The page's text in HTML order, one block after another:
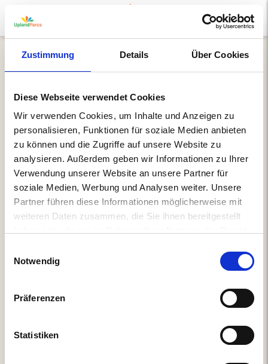
Zustimmung Details Über Cookies
Diese Webseite verwendet Cookies
Wir verwenden Cookies, um Inhalte und Anzeigen zu
personalisieren, Funktionen für soziale Medien anbieten
zu können und die Zugriffe auf unsere Website zu
analysieren. Außerdem geben wir Informationen zu Ihrer
Verwendung unserer Website an unsere Partner für
soziale Medien, Werbung und Analysen weiter. Unsere
Partner führen diese Informationen möglicherweise mit
weiteren Daten zusammen, die Sie ihnen bereitgestellt
Notwendig
Präferenzen
Statistiken
Passwort vergessen
Einloggen